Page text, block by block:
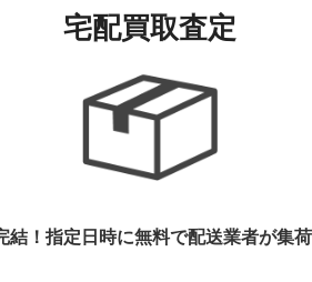
宅配買取査定
結！指定日時に無料で配送業者が集